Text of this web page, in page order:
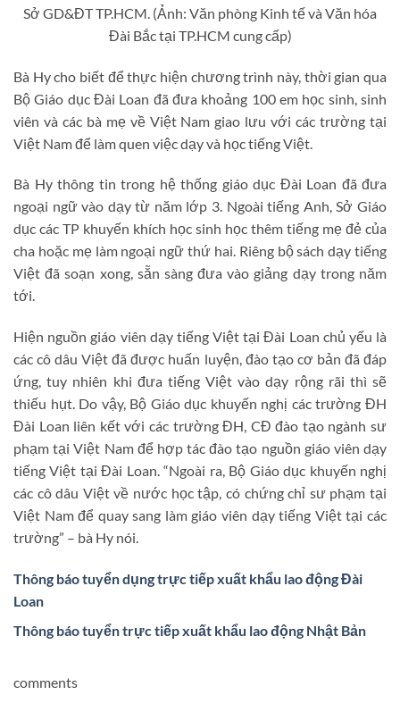
Sở GD&ĐT TP.HCM. (Ảnh: Văn phòng Kinh tế và Văn hóa
Đài Bắc tại TP.HCM cung cấp)
Bà Hy cho biết để thực hiện chương trình này, thời gian qua
Bộ Giáo dục Đài Loan đã đưa khoảng 100 em học sinh, sinh
viên và các bà mẹ về Việt Nam giao lưu với các trường tại
Việt Nam để làm quen việc dạy và học tiếng Việt.
Bà Hy thông tin trong hệ thống giáo dục Đài Loan đã đưa
ngoại ngữ vào dạy từ năm lớp 3. Ngoài tiếng Anh, Sở Giáo
dục các TP khuyến khích học sinh học thêm tiếng mẹ đẻ của
cha hoặc mẹ làm ngoại ngữ thứ hai. Riêng bộ sách dạy tiếng
Việt đã soạn xong, sẵn sàng đưa vào giảng dạy trong năm
tới.
Hiện nguồn giáo viên dạy tiếng Việt tại Đài Loan chủ yếu là
các cô dâu Việt đã được huấn luyện, đào tạo cơ bản đã đáp
ứng, tuy nhiên khi đưa tiếng Việt vào dạy rộng rãi thì sẽ
thiếu hụt. Do vậy, Bộ Giáo dục khuyến nghị các trường ĐH
Đài Loan liên kết với các trường ĐH, CĐ đào tạo ngành sư
phạm tại Việt Nam để hợp tác đào tạo nguồn giáo viên dạy
tiếng Việt tại Đài Loan. “Ngoài ra, Bộ Giáo dục khuyến nghị
các cô dâu Việt về nước học tập, có chứng chỉ sư phạm tại
Việt Nam để quay sang làm giáo viên dạy tiếng Việt tại các
trường” – bà Hy nói.
Thông báo tuyển dụng trực tiếp xuất khẩu lao động Đài
Loan
Thông báo tuyển trực tiếp xuất khẩu lao động Nhật Bản
comments